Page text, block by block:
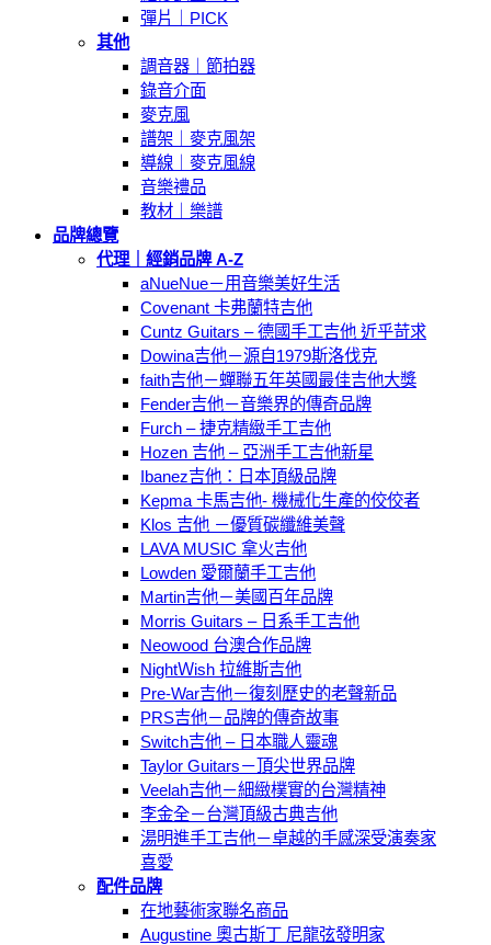
彈片｜PICK
其他
調音器｜節拍器
錄音介面
麥克風
譜架｜麥克風架
導線｜麥克風線
音樂禮品
教材｜樂譜
品牌總覽
代理｜經銷品牌 A-Z
aNueNue－用音樂美好生活
Covenant 卡弗蘭特吉他
Cuntz Guitars – 德國手工吉他 近乎苛求
Dowina吉他－源自1979斯洛伐克
faith吉他－蟬聯五年英國最佳吉他大獎
Fender吉他－音樂界的傳奇品牌
Furch – 捷克精緻手工吉他
Hozen 吉他 – 亞洲手工吉他新星
Ibanez吉他：日本頂級品牌
Kepma 卡馬吉他- 機械化生產的佼佼者
Klos 吉他 －優質碳纖維美聲
LAVA MUSIC 拿火吉他
Lowden 愛爾蘭手工吉他
Martin吉他－美國百年品牌
Morris Guitars – 日系手工吉他
Neowood 台澳合作品牌
NightＷish 拉維斯吉他
Pre-War吉他－復刻歷史的老聲新品
PRS吉他－品牌的傳奇故事
Switch吉他 – 日本職人靈魂
Taylor Guitars－頂尖世界品牌
Veelah吉他－細緻樸實的台灣精神
李金全－台灣頂級古典吉他
湯明進手工吉他－卓越的手感深受演奏家
喜愛
配件品牌
在地藝術家聯名商品
Augustine 奧古斯丁 尼龍弦發明家